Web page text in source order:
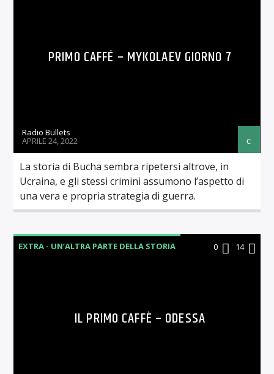
PRIMO CAFFÉ – MYKOLAEV GIORNO 7
Radio Bullets
APRILE 24, 2022
La storia di Bucha sembra ripetersi altrove, in
Ucraina, e gli stessi crimini assumono l’aspetto di
una vera e propria strategia di guerra.
EXTRA - UN’ALTRA PARTE DELLA STORIA
0 14
IL PRIMO CAFFÈ – ODESSA